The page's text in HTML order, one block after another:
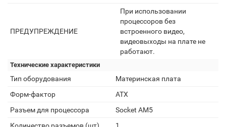
ПРЕДУПРЕЖДЕНИЕ
При использовании
процессоров без
встроенного видео,
видеовыходы на плате не
работают.
Технические характеристики
Тип оборудования
Материнская плата
Форм-фактор
ATX
Разъем для процессора
Socket AM5